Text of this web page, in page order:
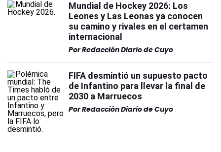
Mundial de Hockey 2026: Los
Leones y Las Leonas ya conocen
su camino y rivales en el certamen
internacional
PorRedacción Diario de Cuyo
FIFA desmintió un supuesto pacto
de Infantino para llevar la final de
2030 a Marruecos
PorRedacción Diario de Cuyo